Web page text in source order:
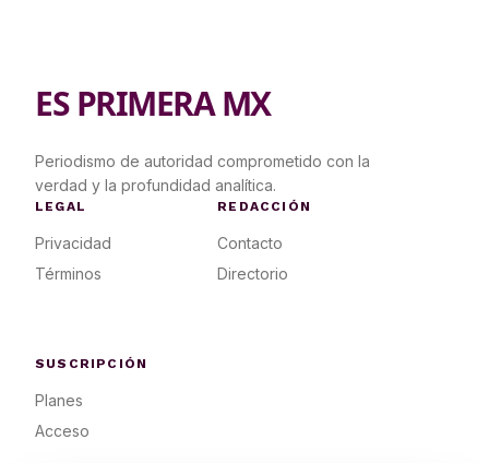
ES PRIMERA MX
Periodismo de autoridad comprometido con la
verdad y la profundidad analítica.
LEGAL
Privacidad
Términos
REDACCIÓN
Contacto
Directorio
SUSCRIPCIÓN
Planes
Acceso